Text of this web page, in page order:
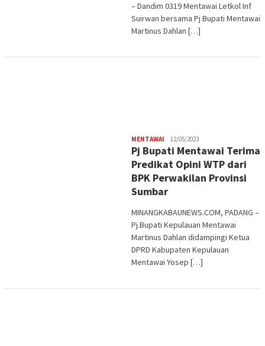
– Dandim 0319 Mentawai Letkol Inf
Suirwan bersama Pj Bupati Mentawai
Martinus Dahlan […]
MENTAWAI Redaksi
12/05/2023
Pj Bupati Mentawai Terima
Predikat Opini WTP dari
BPK Perwakilan Provinsi
Sumbar
MINANGKABAUNEWS.COM, PADANG –
Pj.Bupati Kepulauan Mentawai
Martinus Dahlan didampingi Ketua
DPRD Kabupaten Kepulauan
Mentawai Yosep […]